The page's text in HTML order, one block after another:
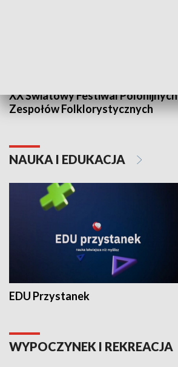
XX Światowy Festiwal Polonijnych
Zespołów Folklorystycznych
NAUKA I EDUKACJA
EDU Przystanek
WYPOCZYNEK I REKREACJA